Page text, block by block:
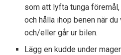
som att lyfta tunga
och hålla ihop benen när
och/eller går ur bilen.
Lägg en kudde under